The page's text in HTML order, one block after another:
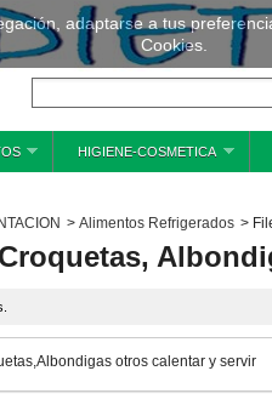
HIGIENE-COSMETICA
> Alimentos Refrigerados >
otros calentar y servir
adaptarse a tus
Cookies.